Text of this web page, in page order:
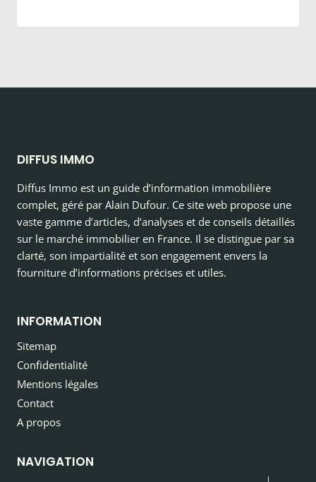
DIFFUS IMMO
Diffus Immo est un guide d’information immobilière
complet, géré par Alain Dufour. Ce site web propose une
vaste gamme d’articles, d’analyses et de conseils détaillés
sur le marché immobilier en France. Il se distingue par sa
clarté, son impartialité et son engagement envers la
fourniture d’informations précises et utiles.
INFORMATION
Sitemap
Confidentialité
Mentions légales
Contact
A propos
NAVIGATION